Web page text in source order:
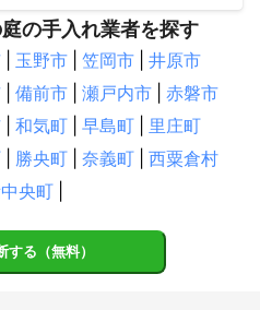
の手入れ業者を探す
玉野市 笠岡市
井原市
備前市 瀬戸内市
赤磐市
和気町 早島町
里庄町
勝央町 奈義町
西粟倉村
央町
する（無料）